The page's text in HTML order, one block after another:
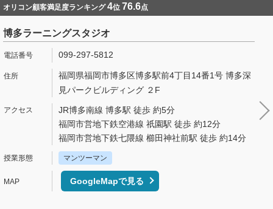
オリコン顧客満足度ランキング4位 76.6点
博多ラーニングスタジオ
099-297-5812
福岡県福岡市博多区博多駅前4丁目14番1号 博多深
見パークビルディング ２F
JR博多南線 博多駅 徒歩 約5分
福岡市営地下鉄空港線 祇園駅 徒歩 約12分
福岡市営地下鉄七隈線 櫛田神社前駅 徒歩 約14分
マンツーマン
GoogleMapで見る